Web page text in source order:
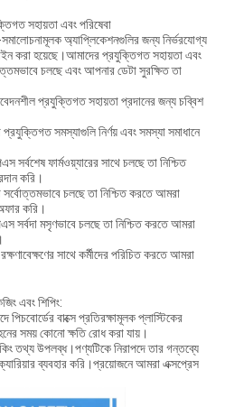
সহায়তা এবং পরিষেবা
অ্যাপ্লিকেশনগুলির জন্য নির্ভরযোগ্য
করা হয়েছে।আমাদের প্রযুক্তিগত সহায়তা এবং
চলছে এবং আপনার ডেটা সুরক্ষিত তা
প্রযুক্তিগত সহায়তা প্রদানের জন্য চব্বিশ
সমস্যাগুলি নির্ণয় এবং সমস্যা সমাধানে
ফার্মওয়্যারের সাথে চলছে তা নিশ্চিত
করি।
চলছে তা নিশ্চিত করতে আমরা
করি।
সর্বদা মসৃণভাবে চলছে তা নিশ্চিত করতে আমরা
সাথে কর্মীদের পরিচিত করতে আমরা
এবং শিপিং:
বাক্সে প্রতিরক্ষামূলক প্লাস্টিকের
সময় কোনো ক্ষতি রোধ করা যায়।
তথ্য উপলব্ধ।পণ্যটিকে নিরাপদে তার গন্তব্যে
ব্যবহার করি।প্রয়োজনে আমরা এক্সপ্রেস